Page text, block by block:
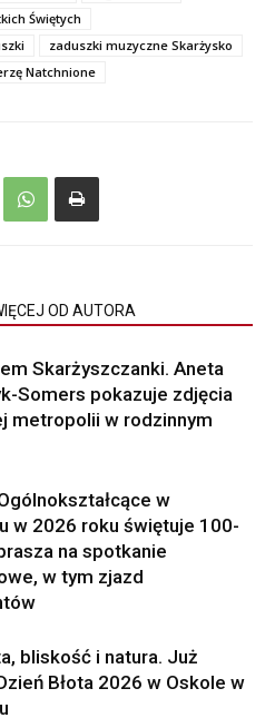
Świętych
zaduszki muzyczne Skarżysko
Natchnione
OD AUTORA
Skarżyszczanki. Aneta
Somers pokazuje zdjęcia
metropolii w rodzinnym
w
w 2026 roku świętuje 100-
na spotkanie
w tym zjazd
bliskość i natura. Już
Błota 2026 w Oskole w